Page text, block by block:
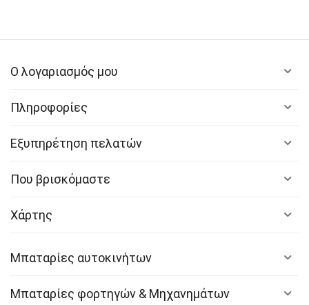
Ο λογαριασμός μου
Πληροφορίες
Εξυπηρέτηση πελατών
Που βρισκόμαστε
Χάρτης
Μπαταρίες αυτοκινήτων
Μπαταρίες φορτηγών & Μηχανημάτων